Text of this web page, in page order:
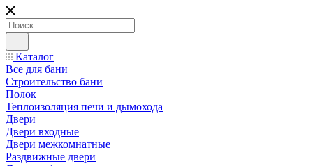
Каталог
Все для бани
Строительство бани
Полок
Теплоизоляция печи и дымохода
Двери
Двери входные
Двери межкомнатные
Раздвижные двери